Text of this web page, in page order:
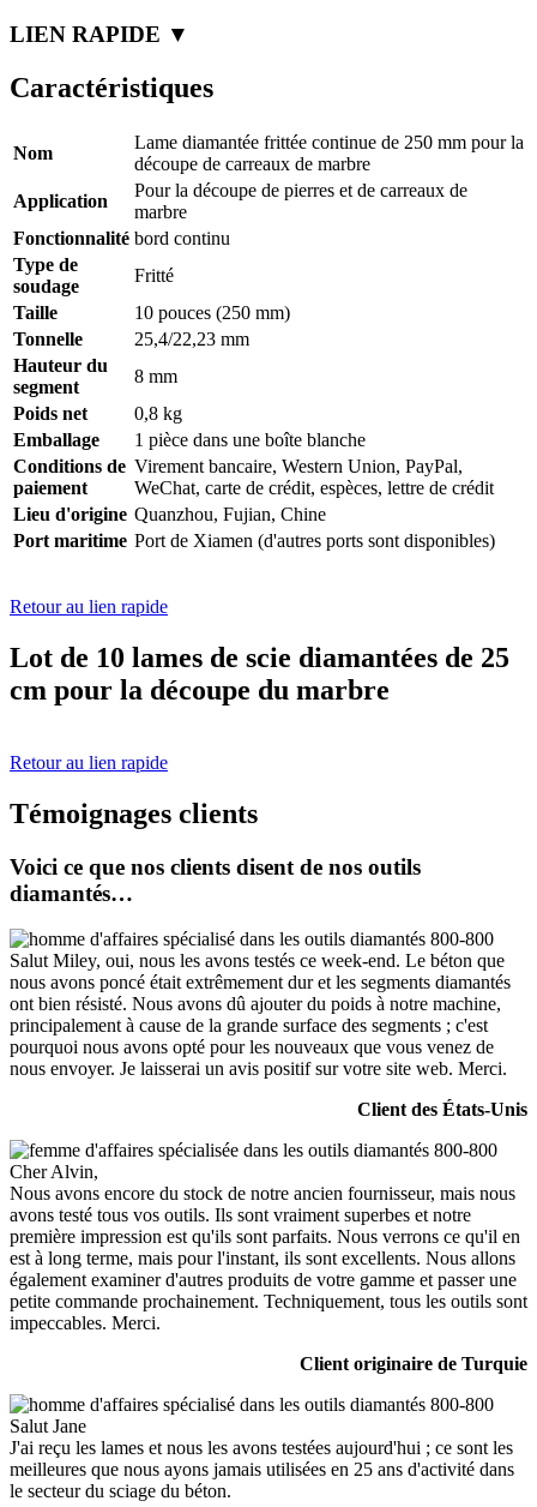
LIEN RAPIDE ▼
Caractéristiques
Nom
Lame diamantée frittée continue de 250 mm pour la
découpe de carreaux de marbre
Application
Pour la découpe de pierres et de carreaux de
marbre
Fonctionnalité bord continu
Type de
soudage
Fritté
Taille
10 pouces (250 mm)
Tonnelle
25,4/22,23 mm
Hauteur du
segment
8 mm
Poids net
0,8 kg
Emballage
1 pièce dans une boîte blanche
Conditions de
paiement
Virement bancaire, Western Union, PayPal,
WeChat, carte de crédit, espèces, lettre de crédit
Lieu d'origine Quanzhou, Fujian, Chine
Port maritime Port de Xiamen (d'autres ports sont disponibles)
Retour au lien rapide
Lot de 10 lames de scie diamantées de 25
cm pour la découpe du marbre
Retour au lien rapide
Témoignages clients
Voici ce que nos clients disent de nos outils
diamantés…
Salut Miley, oui, nous les avons testés ce week-end. Le béton que
nous avons poncé était extrêmement dur et les segments diamantés
ont bien résisté. Nous avons dû ajouter du poids à notre machine,
principalement à cause de la grande surface des segments ; c'est
pourquoi nous avons opté pour les nouveaux que vous venez de
nous envoyer. Je laisserai un avis positif sur votre site web. Merci.
Client des États-Unis
Cher Alvin,
Nous avons encore du stock de notre ancien fournisseur, mais nous
avons testé tous vos outils. Ils sont vraiment superbes et notre
première impression est qu'ils sont parfaits. Nous verrons ce qu'il en
est à long terme, mais pour l'instant, ils sont excellents. Nous allons
également examiner d'autres produits de votre gamme et passer une
petite commande prochainement. Techniquement, tous les outils sont
impeccables. Merci.
Client originaire de Turquie
Salut Jane
J'ai reçu les lames et nous les avons testées aujourd'hui ; ce sont les
meilleures que nous ayons jamais utilisées en 25 ans d'activité dans
le secteur du sciage du béton.